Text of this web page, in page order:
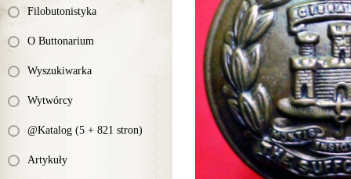
Filobutonistyka
O Buttonarium
Wyszukiwarka
Wytwórcy
@Katalog (5 + 821 stron)
Artykuły